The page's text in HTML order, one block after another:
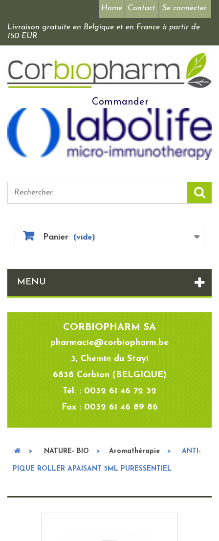
Se connecter
Home Contact
Livraison gratuite en Belgique et en France à partir de
150 EUR
Commander
Panier (vide)
MENU
CORBIOPHARM SA
pharmacie@corbiopharm.be
3, Chemin du Stayi
6838 Corbion (BELGIQUE)
Tél. : 0032 61 46 72 32
Fax : 0032 61 46 89 86
> NATURE- BIO > Aromathérapie > ANTI-
PIQUE ROLLER APAISANT 5ML PURESSENTIEL